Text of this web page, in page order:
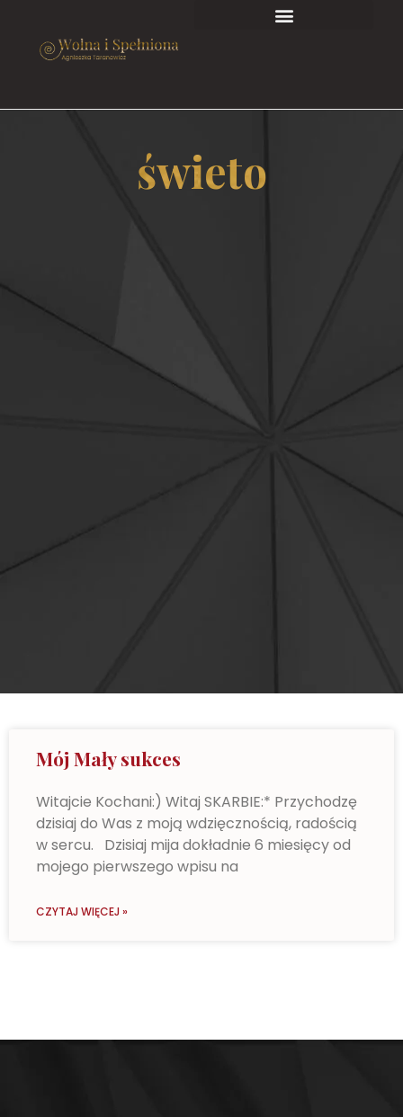
świeto
Mój Mały sukces
Witajcie Kochani:) Witaj SKARBIE:* Przychodzę
dzisiaj do Was z moją wdzięcznością, radością
w sercu. Dzisiaj mija dokładnie 6 miesięcy od
mojego pierwszego wpisu na
CZYTAJ WIĘCEJ »